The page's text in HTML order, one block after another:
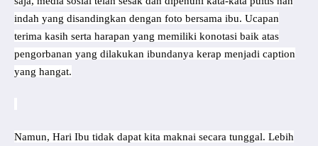
indah yang disandingkan dengan foto bersama ibu. Ucapan
terima kasih serta harapan yang memiliki konotasi baik atas
pengorbanan yang dilakukan ibundanya kerap menjadi caption
yang hangat.
Namun, Hari Ibu tidak dapat kita maknai secara tunggal. Lebih